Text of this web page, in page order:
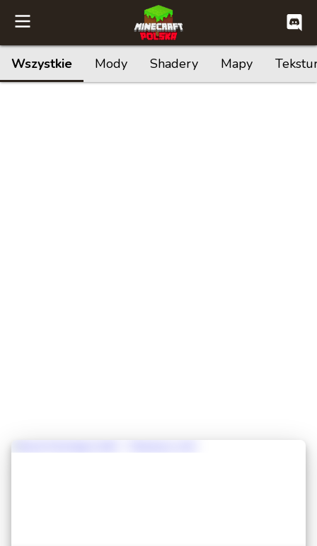
Wszystkie Mody Shadery Mapy